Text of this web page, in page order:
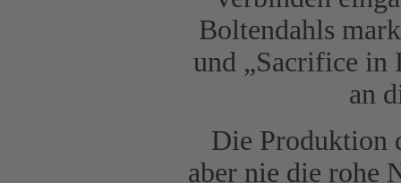
Boltendahls
und „Sacrifice in
an
Die Produktion
aber nie die rohe